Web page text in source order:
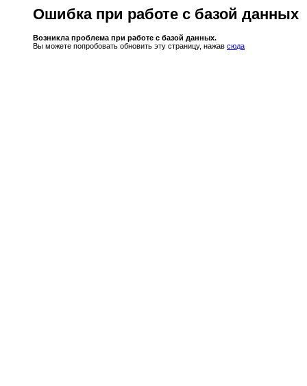
Ошибка при работе с базой данных
Возникла проблема при работе с базой данных.
Вы можете попробовать обновить эту страницу, нажав сюда